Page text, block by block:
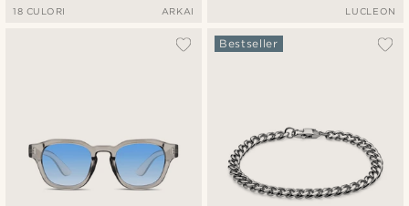
18 CULORI ARKAI LUCLEON
Bestseller